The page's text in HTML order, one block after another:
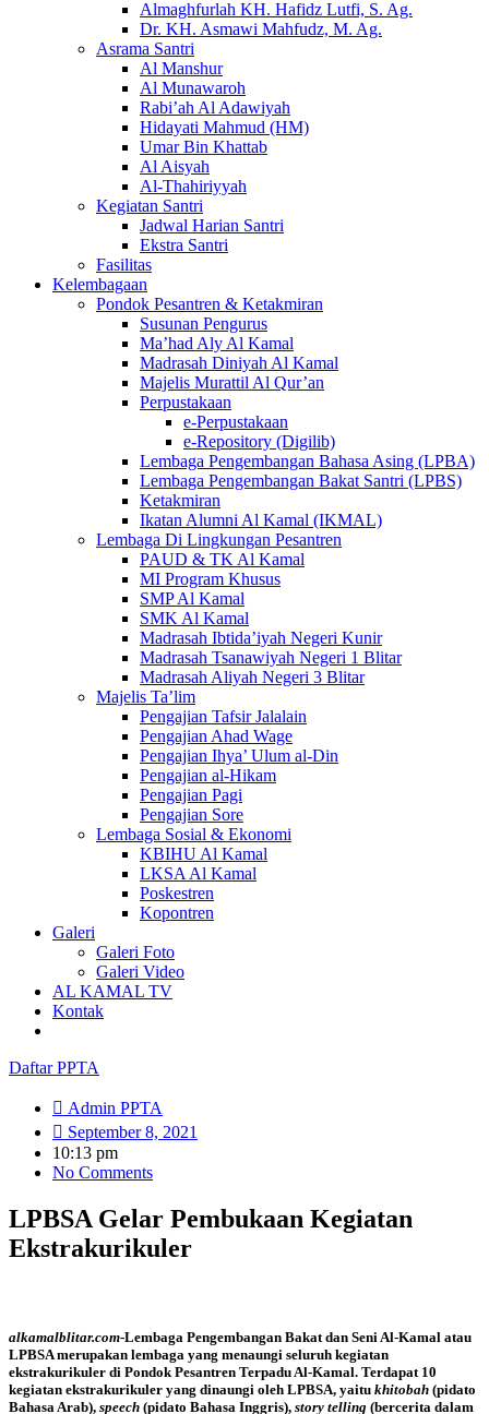
Almaghfurlah KH. Hafidz Lutfi, S. Ag.
Dr. KH. Asmawi Mahfudz, M. Ag.
Asrama Santri
Al Manshur
Al Munawaroh
Rabi’ah Al Adawiyah
Hidayati Mahmud (HM)
Umar Bin Khattab
Al Aisyah
Al-Thahiriyyah
Kegiatan Santri
Jadwal Harian Santri
Ekstra Santri
Fasilitas
Kelembagaan
Pondok Pesantren & Ketakmiran
Susunan Pengurus
Ma’had Aly Al Kamal
Madrasah Diniyah Al Kamal
Majelis Murattil Al Qur’an
Perpustakaan
e-Perpustakaan
e-Repository (Digilib)
Lembaga Pengembangan Bahasa Asing (LPBA)
Lembaga Pengembangan Bakat Santri (LPBS)
Ketakmiran
Ikatan Alumni Al Kamal (IKMAL)
Lembaga Di Lingkungan Pesantren
PAUD & TK Al Kamal
MI Program Khusus
SMP Al Kamal
SMK Al Kamal
Madrasah Ibtida’iyah Negeri Kunir
Madrasah Tsanawiyah Negeri 1 Blitar
Madrasah Aliyah Negeri 3 Blitar
Majelis Ta’lim
Pengajian Tafsir Jalalain
Pengajian Ahad Wage
Pengajian Ihya’ Ulum al-Din
Pengajian al-Hikam
Pengajian Pagi
Pengajian Sore
Lembaga Sosial & Ekonomi
KBIHU Al Kamal
LKSA Al Kamal
Poskestren
Kopontren
Galeri
Galeri Foto
Galeri Video
AL KAMAL TV
Kontak
Daftar PPTA
Admin PPTA
September 8, 2021
10:13 pm
No Comments
LPBSA Gelar Pembukaan Kegiatan
Ekstrakurikuler
alkamalblitar.com-Lembaga Pengembangan Bakat dan Seni Al-Kamal atau
LPBSA merupakan lembaga yang menaungi seluruh kegiatan
ekstrakurikuler di Pondok Pesantren Terpadu Al-Kamal. Terdapat 10
kegiatan ekstrakurikuler yang dinaungi oleh LPBSA, yaitu khitobah (pidato
Bahasa Arab), speech (pidato Bahasa Inggris), story telling (bercerita dalam